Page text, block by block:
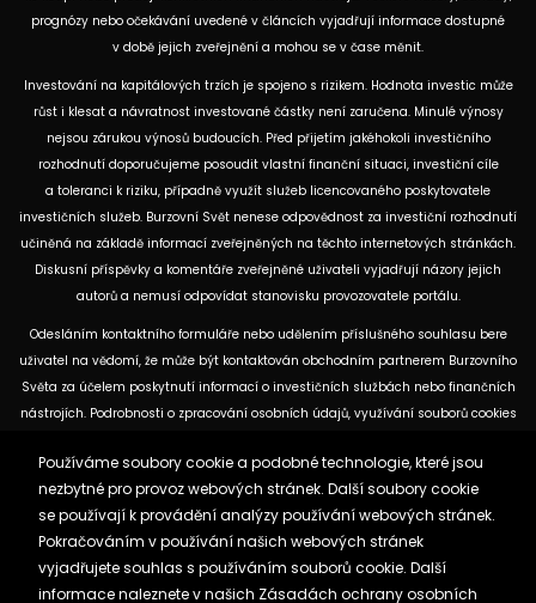
prognózy nebo očekávání uvedené v článcích vyjadřují informace dostupné
v době jejich zveřejnění a mohou se v čase měnit.
Investování na kapitálových trzích je spojeno s rizikem. Hodnota investic může
růst i klesat a návratnost investované částky není zaručena. Minulé výnosy
nejsou zárukou výnosů budoucích. Před přijetím jakéhokoli investičního
rozhodnutí doporučujeme posoudit vlastní finanční situaci, investiční cíle
a toleranci k riziku, případně využít služeb licencovaného poskytovatele
investičních služeb. Burzovní Svět nenese odpovědnost za investiční rozhodnutí
učiněná na základě informací zveřejněných na těchto internetových stránkách.
Diskusní příspěvky a komentáře zveřejněné uživateli vyjadřují názory jejich
autorů a nemusí odpovídat stanovisku provozovatele portálu.
Odesláním kontaktního formuláře nebo udělením příslušného souhlasu bere
uživatel na vědomí, že může být kontaktován obchodním partnerem Burzovního
Světa za účelem poskytnutí informací o investičních službách nebo finančních
nástrojích. Podrobnosti o zpracování osobních údajů, využívání souborů cookies
dostupných na těchto internetových stránkách. U jednotlivých článků mohou
být uvedeny informace o použitých zdrojích, datu původní analýzy nebo datu,
ke kterému se vztahují uvedené tržní údaje.
Zásady ochrany osobních údajů a cookies
Používáme soubory cookie a podobné technologie, které jsou
nezbytné pro provoz webových stránek. Další soubory cookie
se používají k provádění analýzy používání webových stránek.
Pokračováním v používání našich webových stránek
vyjadřujete souhlas s používáním souborů cookie. Další
informace naleznete v našich Zásadách ochrany osobních